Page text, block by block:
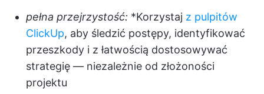
pełna przejrzystość: *Korzystaj z pulpitów
ClickUp, aby śledzić postępy, identyfikować
przeszkody i z łatwością dostosowywać
strategię — niezależnie od złożoności
projektu